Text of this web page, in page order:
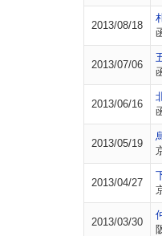
2013/08/18
2013/07/06
2013/06/16
2013/05/19
2013/04/27
2013/03/30